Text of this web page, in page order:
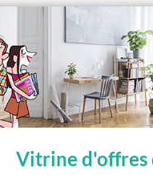
Vitrine d'offres